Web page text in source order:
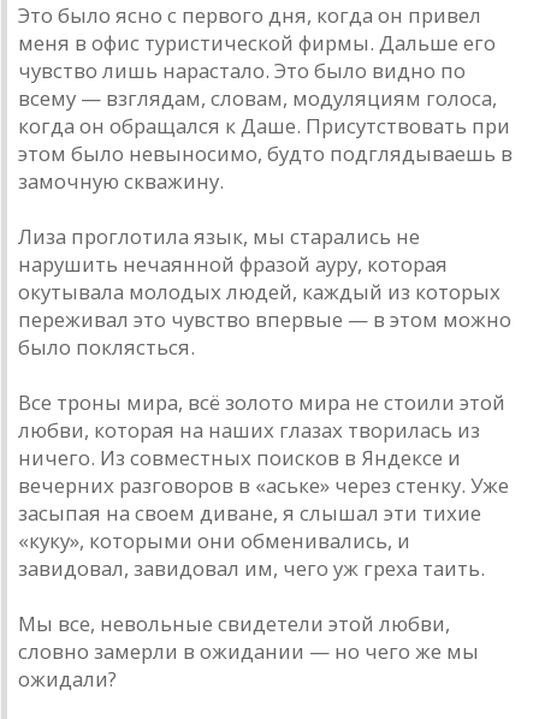
Это было ясно с первого дня, когда он привел
меня в офис туристической фирмы. Дальше его
чувство лишь нарастало. Это было видно по
всему — взглядам, словам, модуляциям голоса,
когда он обращался к Даше. Присутствовать при
этом было невыносимо, будто подглядываешь в
замочную скважину.
Лиза проглотила язык, мы старались не
нарушить нечаянной фразой ауру, которая
окутывала молодых людей, каждый из которых
переживал это чувство впервые — в этом можно
было поклясться.
Все троны мира, всё золото мира не стоили этой
любви, которая на наших глазах творилась из
ничего. Из совместных поисков в Яндексе и
вечерних разговоров в «аське» через стенку. Уже
засыпая на своем диване, я слышал эти тихие
«ку­ку», которыми они обменивались, и
завидовал, завидовал им, чего уж греха таить.
Мы все, невольные свидетели этой любви,
словно замерли в ожидании — но чего же мы
ожидали?